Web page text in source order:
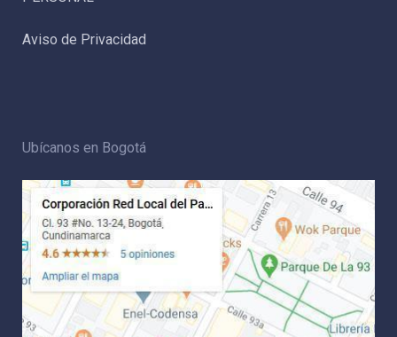
Aviso de Privacidad
Ubícanos en Bogotá